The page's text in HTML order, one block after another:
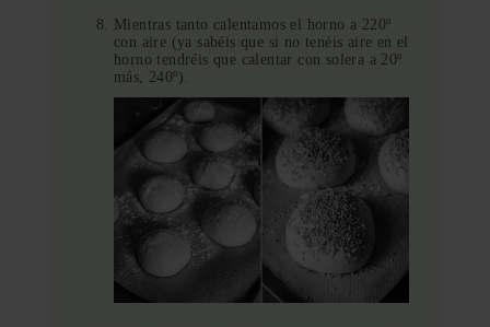
Mientras tanto calentamos el horno a 220º
con aire (ya sabéis que si no tenéis aire en el
horno tendréis que calentar con solera a 20º
más, 240º).